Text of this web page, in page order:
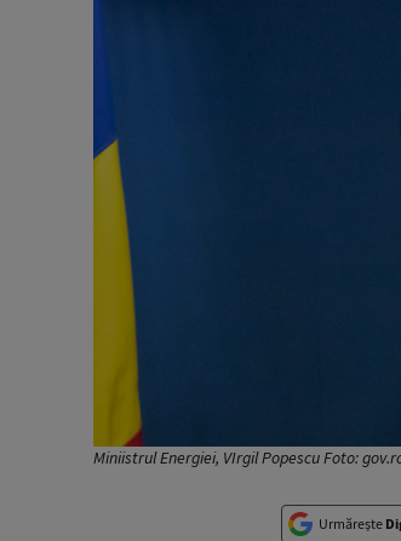
Miniistrul Energiei, VIrgil Popescu Foto:
Urmărește